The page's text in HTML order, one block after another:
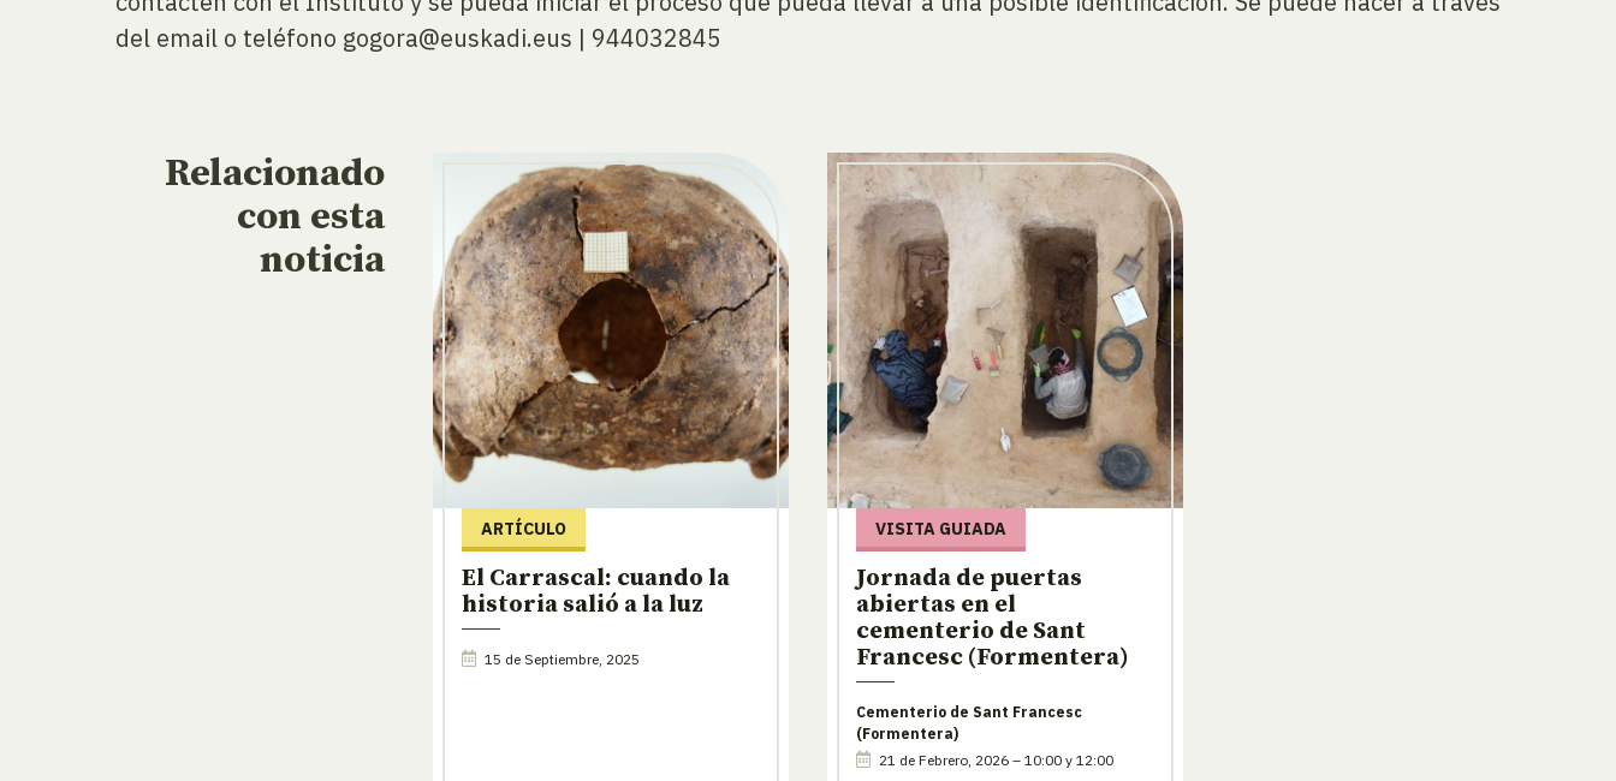
del email o teléfono gogora@euskadi.eus | 944032845
Relacionado
con esta
noticia
ARTÍCULO
El Carrascal: cuando la
historia salió a la luz
15 de Septiembre, 2025
VISITA GUIADA
Jornada de puertas
abiertas en el
cementerio de Sant
Francesc (Formentera)
Cementerio de Sant Francesc
(Formentera)
21 de Febrero, 2026 – 10:00 y 12:00